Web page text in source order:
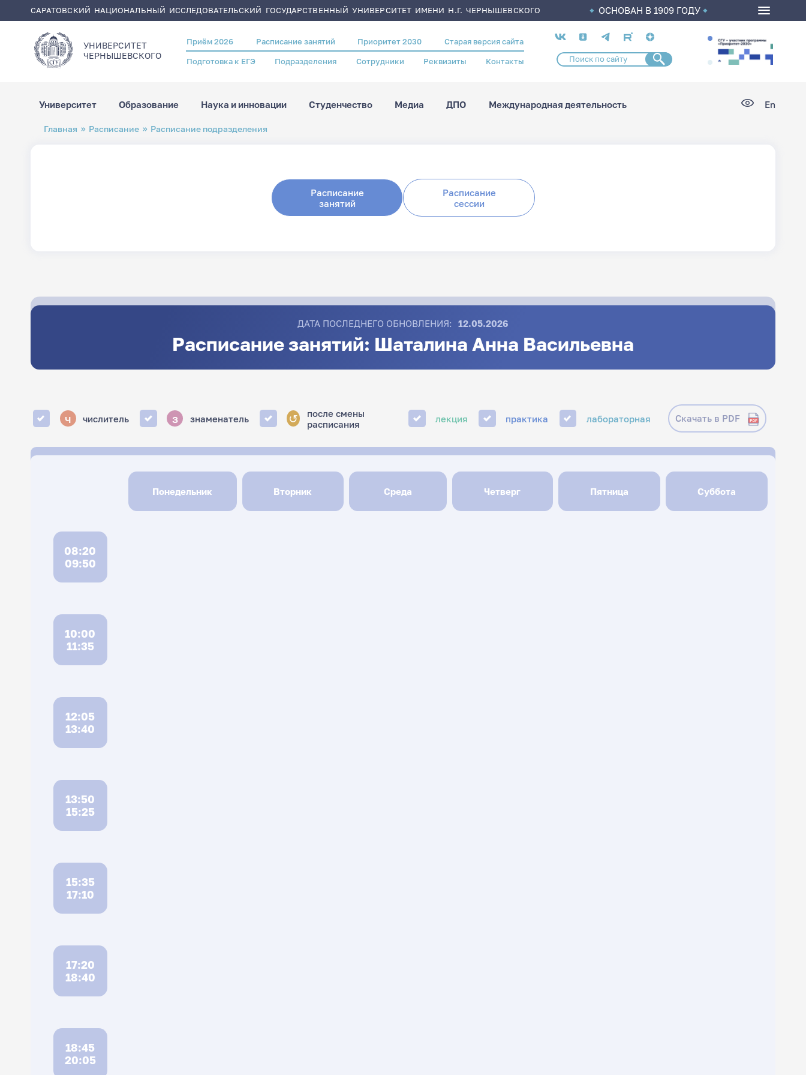
САРАТОВСКИЙ НАЦИОНАЛЬНЫЙ ИССЛЕДОВАТЕЛЬСКИЙ ГОСУДАРСТВЕННЫЙ УНИВЕРСИТЕТ ИМЕНИ Н.Г. ЧЕРНЫШЕВСКОГО ОСНОВАН В 1909 ГОДУ
УНИВЕРСИТЕТ
ЧЕРНЫШЕВСКОГO
Header
menu
Приём 2026 Расписание занятий Приоритет 2030 Старая версия сайта
Подготовка к ЕГЭ Подразделения Сотрудники Реквизиты Контакты
Социальные
сети
Университет Образование Наука и инновации Студенчество Медиа ДПО Международная деятельность En
Строка
навигации
Главная Расписание Расписание подразделения
Расписание
занятий
Расписание
сессии
ДАТА ПОСЛЕДНЕГО ОБНОВЛЕНИЯ: 12.05.2026
Расписание занятий: Шаталина Анна Васильевна
ч числитель з знаменатель ↺
после смены
расписания
лекция практика лабораторная Скачать в PDF
Понедельник Вторник Среда Четверг Пятница Суббота
08:20
09:50
10:00
11:35
12:05
13:40
13:50
15:25
15:35
17:10
17:20
18:40
18:45
20:05